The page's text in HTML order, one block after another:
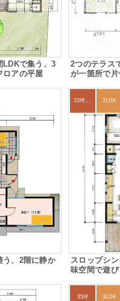
LDKで集う、3
ロアの平屋
2つのテラス
が一箇所で
う、2階に静か
33坪～36坪 2LDK
スロップシ
味空間で遊
35坪 3LDK